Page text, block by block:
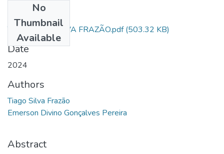
No
Thumbnail
Available
TCC - TIAGO SILVA FRAZÃO.pdf(503.32 KB)
Date
2024
Authors
Tiago Silva Frazão
Emerson Divino Gonçalves Pereira
Abstract